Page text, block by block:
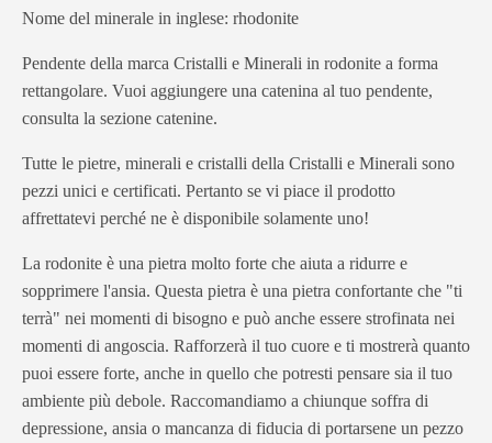
Nome del minerale in inglese: rhodonite
Pendente della marca Cristalli e Minerali in rodonite a forma
rettangolare. Vuoi aggiungere una catenina al tuo pendente,
consulta la sezione catenine.
Tutte le pietre, minerali e cristalli della Cristalli e Minerali sono
pezzi unici e certificati. Pertanto se vi piace il prodotto
affrettatevi perché ne è disponibile solamente uno!
La rodonite è una pietra molto forte che aiuta a ridurre e
sopprimere l'ansia. Questa pietra è una pietra confortante che "ti
terrà" nei momenti di bisogno e può anche essere strofinata nei
momenti di angoscia. Rafforzerà il tuo cuore e ti mostrerà quanto
puoi essere forte, anche in quello che potresti pensare sia il tuo
ambiente più debole. Raccomandiamo a chiunque soffra di
depressione, ansia o mancanza di fiducia di portarsene un pezzo